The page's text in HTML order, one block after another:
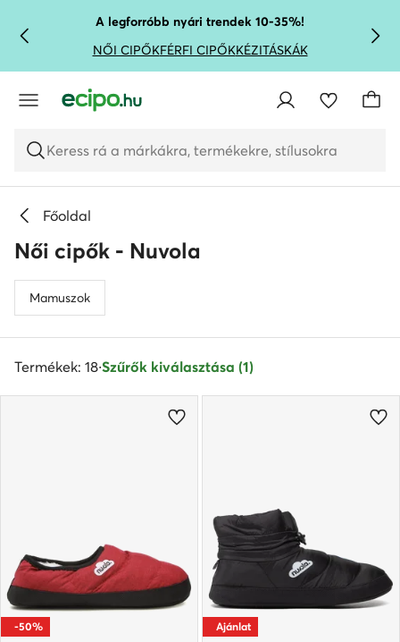
UGRÁS A FŐ TARTALOMRA
UGRÁS A KERESÉSHEZA legforróbb nyári trendek 10-35%!
NŐI CIPŐKFÉRFI CIPŐKKÉZITÁSKÁK
Keress rá a márkákra, termékekre, stílusokra
Főoldal
Női cipők - Nuvola
Mamuszok
Termékek: 18·Szűrők kiválasztása (1)
-50% Ajánlat